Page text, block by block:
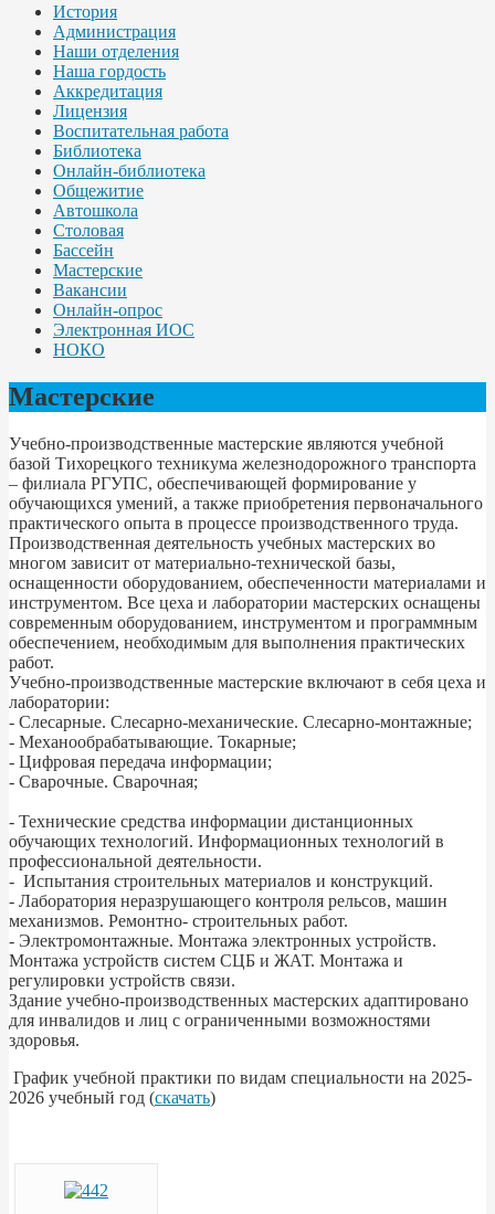
История
Администрация
Наши отделения
Наша гордость
Аккредитация
Лицензия
Воспитательная работа
Библиотека
Онлайн-библиотека
Общежитие
Автошкола
Столовая
Бассейн
Мастерские
Вакансии
Онлайн-опрос
Электронная ИОС
НОКО
Мастерские
Учебно-производственные мастерские являются учебной
базой Тихорецкого техникума железнодорожного транспорта
– филиала РГУПС, обеспечивающей формирование у
обучающихся умений, а также приобретения первоначального
практического опыта в процессе производственного труда.
Производственная деятельность учебных мастерских во
многом зависит от материально-технической базы,
оснащенности оборудованием, обеспеченности материалами и
инструментом. Все цеха и лаборатории мастерских оснащены
современным оборудованием, инструментом и программным
обеспечением, необходимым для выполнения практических
работ.
Учебно-производственные мастерские включают в себя цеха и
лаборатории:
- Слесарные. Слесарно-механические. Слесарно-монтажные;
- Механообрабатывающие. Токарные;
- Цифровая передача информации;
- Сварочные. Сварочная;
- Технические средства информации дистанционных
обучающих технологий. Информационных технологий в
профессиональной деятельности.
- Испытания строительных материалов и конструкций.
- Лаборатория неразрушающего контроля рельсов, машин
механизмов. Ремонтно- строительных работ.
- Электромонтажные. Монтажа электронных устройств.
Монтажа устройств систем СЦБ и ЖАТ. Монтажа и
регулировки устройств связи.
Здание учебно-производственных мастерских адаптировано
для инвалидов и лиц с ограниченными возможностями
здоровья.
График учебной практики по видам специальности на 2025-
2026 учебный год (скачать)